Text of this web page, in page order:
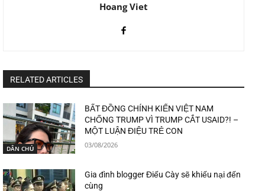
Hoang Viet
RELATED ARTICLES
DÂN CHỦ
BẤT ĐỒNG CHÍNH KIẾN VIỆT NAM
CHỐNG TRUMP VÌ TRUMP CẮT USAID?! –
MỘT LUẬN ĐIỆU TRẺ CON
03/08/2026
Gia đình blogger Điếu Cày sẽ khiếu nại đến
cùng